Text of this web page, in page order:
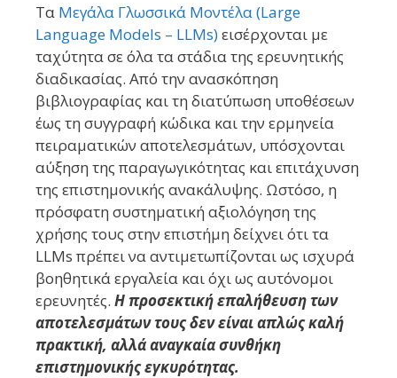
Τα Μεγάλα Γλωσσικά Μοντέλα (Large
Language Models – LLMs)εισέρχονται με
ταχύτητα σε όλα τα στάδια της ερευνητικής
διαδικασίας. Από την ανασκόπηση
βιβλιογραφίας και τη διατύπωση υποθέσεων
έως τη συγγραφή κώδικα και την ερμηνεία
πειραματικών αποτελεσμάτων, υπόσχονται
αύξηση της παραγωγικότητας και επιτάχυνση
της επιστημονικής ανακάλυψης. Ωστόσο, η
πρόσφατη συστηματική αξιολόγηση της
χρήσης τους στην επιστήμη δείχνει ότι τα
LLMs πρέπει να αντιμετωπίζονται ως ισχυρά
βοηθητικά εργαλεία και όχι ως αυτόνομοι
ερευνητές. Η προσεκτική επαλήθευση των
αποτελεσμάτων τους δεν είναι απλώς καλή
πρακτική, αλλά αναγκαία συνθήκη
επιστημονικής εγκυρότητας.